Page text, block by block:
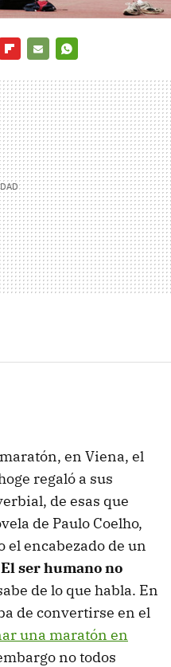
MAIL
en Viena, el
regaló a sus
de esas que
de Paulo Coelho,
el encabezado de un
ser humano no
de lo que habla. En
de convertirse en el
una maratón en
no todos